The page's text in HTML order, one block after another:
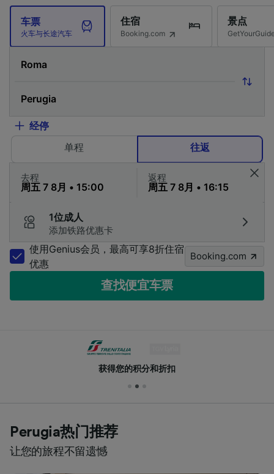
车票
火车与长途汽车
住宿
Booking.com
景点
经停
单程
往返
去程 返程
1位成人
添加铁路优惠卡
使用Genius会员，最高可享8折住宿
优惠
Booking.com
查找便宜车票
获得您的积分和折扣
Perugia热门推荐
让您的旅程不留遗憾